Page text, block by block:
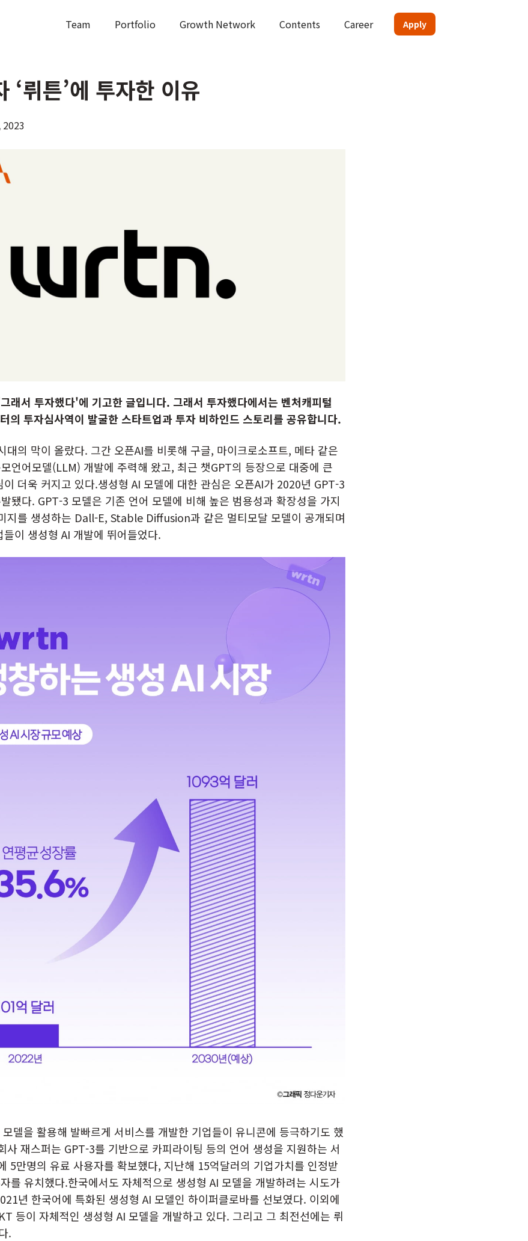
Team Portfolio Growth Network Contents Career Apply
‘뤼튼’에 투자한 이유
래서 투자했다'에 기고한 글입니다. 그래서 투자했다에서는 벤처캐피털
의 투자심사역이 발굴한 스타트업과 투자 비하인드 스토리를 공유합니다.
대의 막이 올랐다. 그간 오픈AI를 비롯해 구글, 마이크로소프트, 메타 같은
언어모델(LLM) 개발에 주력해 왔고, 최근 챗GPT의 등장으로 대중에 큰
더욱 커지고 있다.생성형 AI 모델에 대한 관심은 오픈AI가 2020년 GPT-3
됐다. GPT-3 모델은 기존 언어 모델에 비해 높은 범용성과 확장성을 가지
지를 생성하는 Dall-E, Stable Diffusion과 같은 멀티모달 모델이 공개되며
이 생성형 AI 개발에 뛰어들었다.
델을 활용해 발빠르게 서비스를 개발한 기업들이 유니콘에 등극하기도 했
사 재스퍼는 GPT-3를 기반으로 카피라이팅 등의 언어 생성을 지원하는 서
5만명의 유료 사용자를 확보했다, 지난해 15억달러의 기업가치를 인정받
를 유치했다.한국에서도 자체적으로 생성형 AI 모델을 개발하려는 시도가
년 한국어에 특화된 생성형 AI 모델인 하이퍼클로바를 선보였다. 이외에
등이 자체적인 생성형 AI 모델을 개발하고 있다. 그리고 그 최전선에는 뤼
.